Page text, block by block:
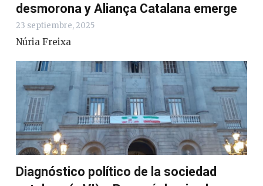
desmorona y Aliança Catalana emerge
23 septiembre, 2025
Núria Freixa
Diagnóstico político de la sociedad